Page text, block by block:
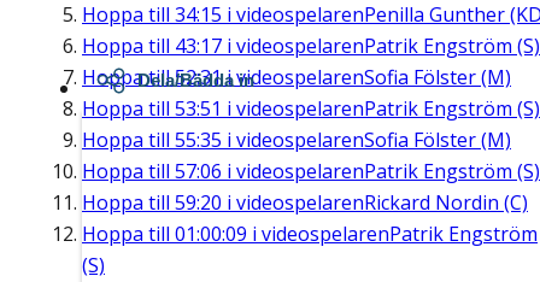
Hoppa till 34:15 i videospelarenPenilla Gunther
Hoppa till 43:17 i videospelarenPatrik Engström (S)
Hoppa till52:31i videospelarenSofia Fölster (M)
Hoppa till 53:51 i videospelarenPatrik Engström (S)
Hoppa till 55:35 i videospelarenSofia Fölster (M)
Hoppa till 57:06 i videospelarenPatrik Engström (S)
Hoppa till 59:20 i videospelarenRickard Nordin (C)
Hoppa till 01:00:09 i videospelarenPatrik Engström
(S)
Dela/Bädda in